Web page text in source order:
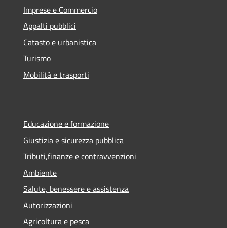
Imprese e Commercio
Appalti pubblici
Catasto e urbanistica
Turismo
Mobilità e trasporti
Educazione e formazione
Giustizia e sicurezza pubblica
Tributi,finanze e contravvenzioni
Ambiente
Salute, benessere e assistenza
Autorizzazioni
Agricoltura e pesca